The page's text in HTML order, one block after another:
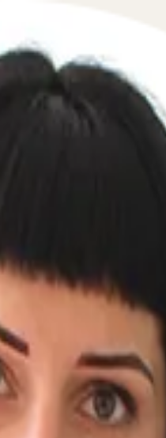
5 минут!
мать может оставить
отца от ребенка в
оспорить свое
правовые